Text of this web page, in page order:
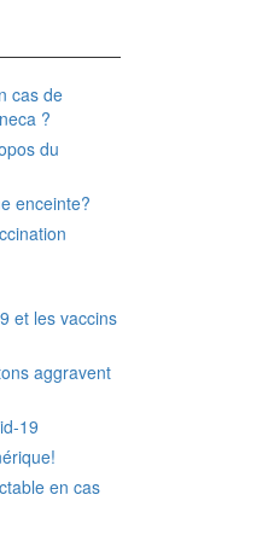
cas de
?
du
enceinte?
et les vaccins
aggravent
19
en cas